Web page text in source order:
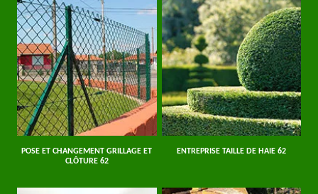
POSE ET CHANGEMENT GRILLAGE ET
CLÔTURE 62
ENTREPRISE TAILLE DE HAIE 62